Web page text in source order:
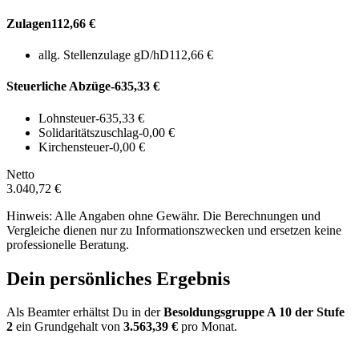
Zulagen112,66 €
allg. Stellenzulage gD/hD112,66 €
Steuerliche Abzüge-635,33 €
Lohnsteuer-635,33 €
Solidaritätszuschlag-0,00 €
Kirchensteuer-0,00 €
Netto
3.040,72 €
Hinweis: Alle Angaben ohne Gewähr. Die Berechnungen und
Vergleiche dienen nur zu Informationszwecken und ersetzen keine
professionelle Beratung.
Dein persönliches Ergebnis
Als Beamter erhältst Du in derBesoldungsgruppeA 10 der Stufe
2 ein Grundgehalt von 3.563,39 € pro Monat.